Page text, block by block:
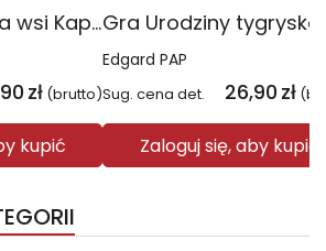
Gra Loteryjka Na wsi Kapitan Nauka
zł (brutto)
kupić
Edgard PAP
Sug. cena det. 26,90 zł
Zaloguj się, aby kupić